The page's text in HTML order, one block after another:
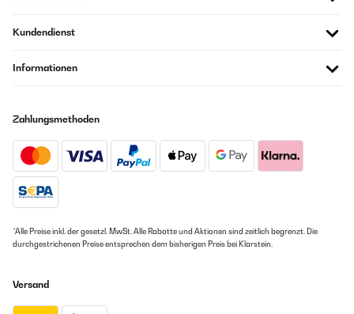
Kundendienst
Informationen
Zahlungsmethoden
*Alle Preise inkl. der gesetzl. MwSt. Alle Rabatte und Aktionen sind zeitlich begrenzt. Die
durchgestrichenen Preise entsprechen dem bisherigen Preis bei Klarstein.
Versand